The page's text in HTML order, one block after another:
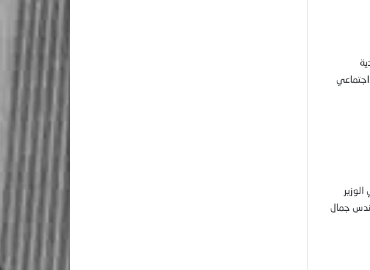
جمال